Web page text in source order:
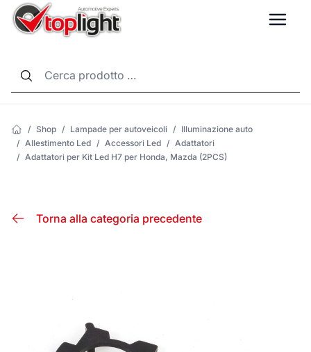
/ Shop / Lampade per autoveicoli / Illuminazione auto
/ Allestimento Led / Accessori Led / Adattatori
/ Adattatori per Kit Led H7 per Honda, Mazda (2PCS)
Torna alla categoria precedente